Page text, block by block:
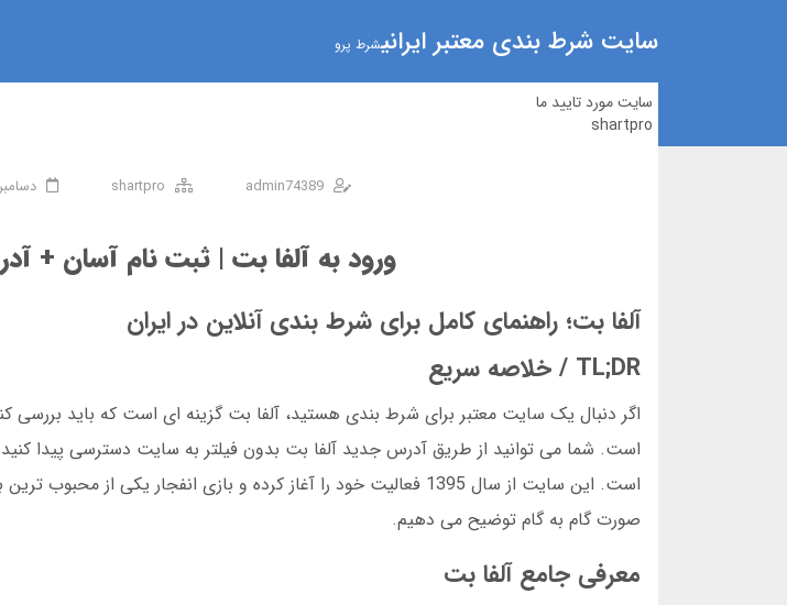
سایت شرط بندی معتبر ایرانیشرط پرو
سایت مورد تایید ما
shartpro
admin74389
shartpro دسامبر 6,
ورود به آلفا بت | ثبت نام آسان +
آلفا بت؛ راهنمای کامل برای شرط بندی آنلاین در ایران
TL;DR / خلاصه سریع
اگر دنبال یک سایت معتبر برای شرط بندی هستید، آلفا بت گزینه ای است که باید بررسی
است. شما می توانید از طریق آدرس جدید آلفا بت بدون فیلتر به سایت دسترسی پیدا
است. این سایت از سال 1395 فعالیت خود را آغاز کرده و بازی انفجار
صورت گام به گام توضیح می دهیم.
معرفی جامع آلفا بت